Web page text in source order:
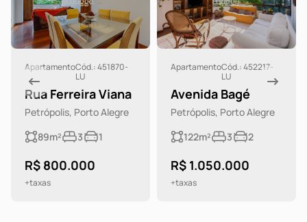
ApartamentoCód.: 451870-
LU
Rua Ferreira Viana
Petrópolis, Porto Alegre
89m²
3 1
R$ 800.000
+taxas
ApartamentoCód.: 452217-
LU
Avenida Bagé
Petrópolis, Porto Alegre
122m²
3 2
R$ 1.050.000
+taxas